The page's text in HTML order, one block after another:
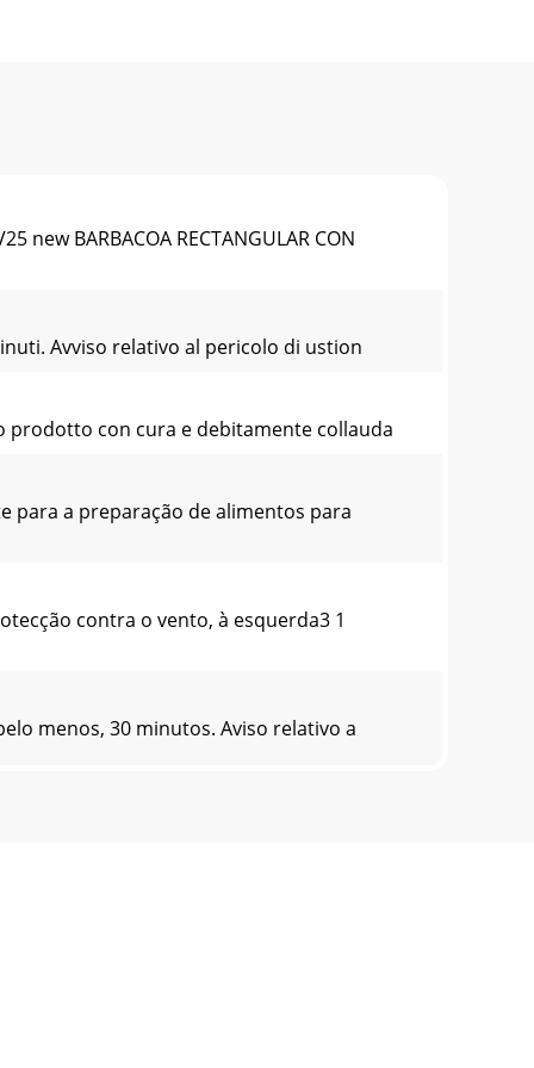
new BARBACOA RECTANGULAR CON
Avviso relativo al pericolo di ustion
prodotto con cura e debitamente collauda
para a preparação de alimentos para
contra o vento, à esquerda3 1
menos, 30 minutos. Aviso relativo a